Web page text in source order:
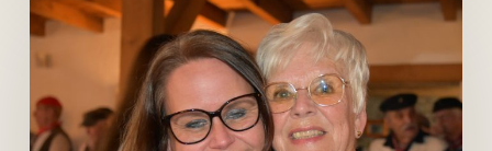
Zorgboerderij
Weidelicht